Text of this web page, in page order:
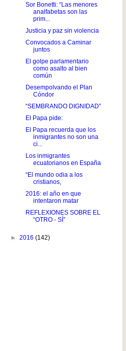
Sor Bonetti: “Las menores
analfabetas son las
prim...
Justicia y paz sin violencia
Convocados a Caminar
juntos
El golpe parlamentario
como asalto al bien
común
Desempolvando el Plan
Cóndor
“SEMBRANDO DIGNIDAD”
El Papa pide:
El Papa recuerda que los
inmigrantes no son una
ci...
Los inmigrantes
ecuatorianos en España
“El mundo odia a los
cristianos,
2016: el año en que
intentaron matar
REFLEXIONES SOBRE EL
“OTRO - SÍ”
► 2016 (142)